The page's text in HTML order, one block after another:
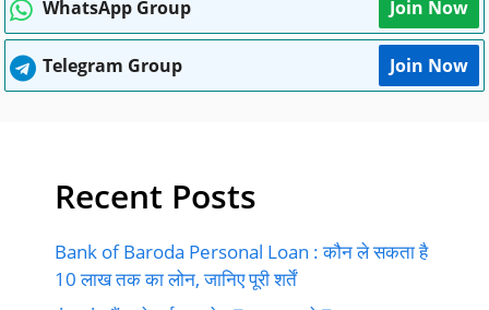
WhatsApp Group Join Now
Telegram Group Join Now
Recent Posts
Bank of Baroda Personal Loan : कौन ले सकता है
10 लाख तक का लोन, जानिए पूरी शर्तें